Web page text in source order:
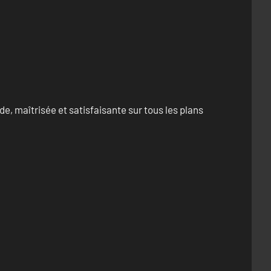
maîtrisée et satisfaisante sur tous les plans